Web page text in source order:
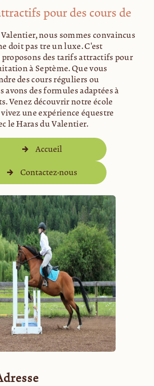
pour des cours de
nous sommes convaincus
doit pas être un luxe. C'est
des tarifs attractifs pour
à Septème. Que vous
des cours réguliers ou
avons des formules adaptées à
Venez découvrir notre école
une expérience équestre
le Haras du Valentier.
Accueil
Contactez-nous